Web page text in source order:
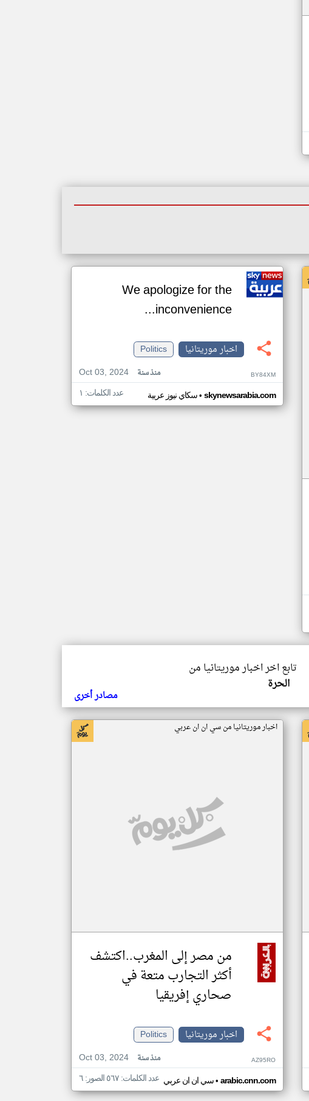
We apologize for the
inconvenience...
اخبار موريتانيا
Politics
Oct 03, 2024
منذ سنة BY84XM
سكاي نيوز عربية• skynewsarabia.com عدد الكلمات: ١
تابع اخر اخبار موريتانيا من
الحرة
مصادر أخرى
اخبار موريتانيا من سي ان ان عربي
من مصر إلى المغرب..اكتشف
أكثر التجارب متعة في
صحاري إفريقيا
اخبار موريتانيا
Politics
Oct 03, 2024
منذ سنة AZ95RO
سي ان ان عربي• arabic.cnn.com عدد الكلمات: ٥٦٧ الصور: ٦